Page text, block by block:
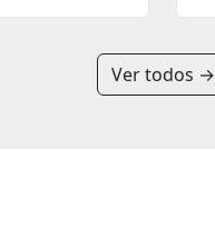
Ver todos →